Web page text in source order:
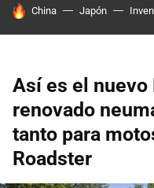
HOY SE HABLA DE
China Japón
Así es el nuevo
renovado
tanto para
Roadster